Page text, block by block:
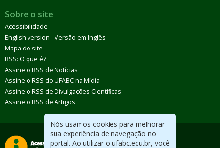
Nós usamos cookies para melhorar
sua experiência de navegação no
portal. Ao utilizar o ufabc.edu.br, você
Sobre o site
Acessibilidade
English version - Versão em Inglês
Mapa do site
RSS: O que é?
Assine o RSS de Notícias
Assine o RSS do UFABC na Mídia
Assine o RSS de Divulgações Científicas
Assine o RSS de Artigos